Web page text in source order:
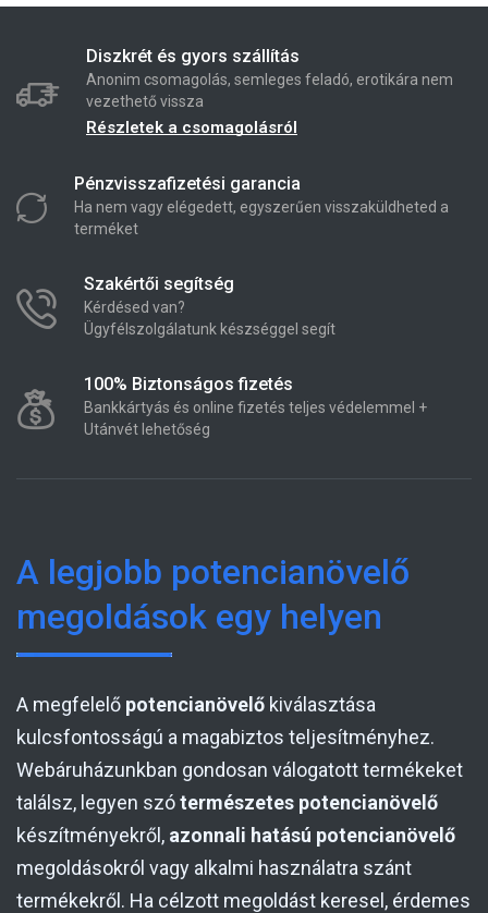
Diszkrét és gyors szállítás
Anonim csomagolás, semleges feladó, erotikára nem
vezethető vissza
Részletek a csomagolásról
Pénzvisszafizetési garancia
Ha nem vagy elégedett, egyszerűen visszaküldheted a
terméket
Szakértői segítség
Kérdésed van?
Ügyfélszolgálatunk készséggel segít
100% Biztonságos fizetés
Bankkártyás és online fizetés teljes védelemmel +
Utánvét lehetőség
A legjobb potencianövelő
megoldások egy helyen
A megfelelő potencianövelő kiválasztása
kulcsfontosságú a magabiztos teljesítményhez.
Webáruházunkban gondosan válogatott termékeket
találsz, legyen szótermészetes potencianövelő
készítményekről, azonnali hatású potencianövelő
megoldásokról vagy alkalmi használatra szánt
termékekről. Ha célzott megoldást keresel, érdemes